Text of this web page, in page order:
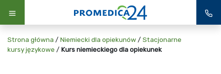
Strona główna / Niemiecki dla opiekunów / Stacjonarne
kursy językowe / Kurs niemieckiego dla opiekunek